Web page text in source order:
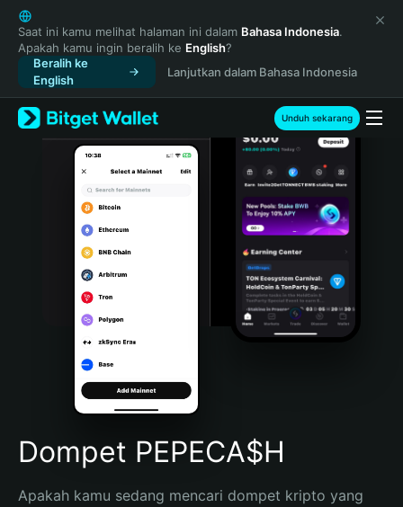
English
日本語
Tiếng Việt
Русский
Español (Latinoamérica)
Türkçe
Italiano
Português (Portugal)
Bahasa Indonesia
Português (Brasil)
Español (Argentina)
Saat ini kamu melihat halaman ini dalam Bahasa Indonesia.
Apakah kamu ingin beralih ke English?
Beralih ke
English
Lanjutkan dalam Bahasa Indonesia
Unduh sekarang
Dompet PEPECA$H
Apakah kamu sedang mencari dompet kripto yang